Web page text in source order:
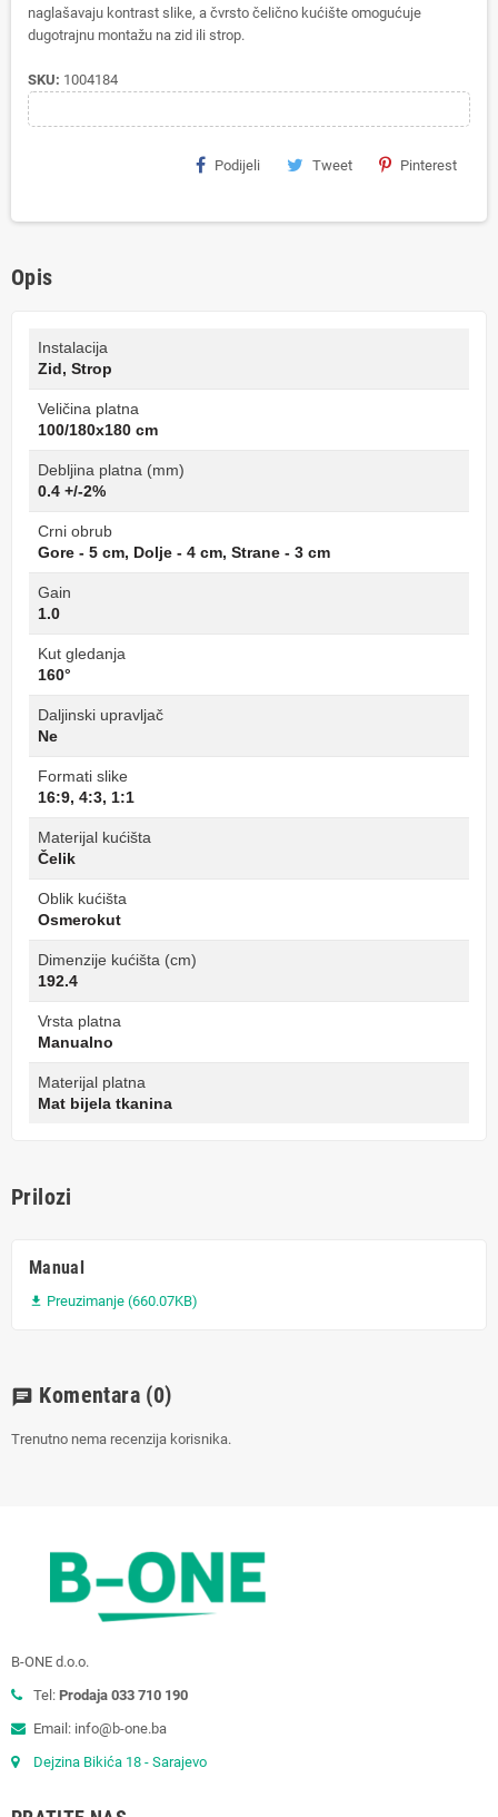
naglašavaju kontrast slike, a čvrsto čelično kućište omogućuje
dugotrajnu montažu na zid ili strop.
SKU: 1004184
Podijeli Tweet Pinterest
Opis
Instalacija
Zid, Strop
Veličina platna
100/180x180 cm
Debljina platna (mm)
0.4 +/-2%
Crni obrub
Gore - 5 cm, Dolje - 4 cm, Strane - 3 cm
Gain
1.0
Kut gledanja
160°
Daljinski upravljač
Ne
Formati slike
16:9, 4:3, 1:1
Materijal kućišta
Čelik
Oblik kućišta
Osmerokut
Dimenzije kućišta (cm)
192.4
Vrsta platna
Manualno
Materijal platna
Mat bijela tkanina
Prilozi
Manual
file_download Preuzimanje (660.07KB)
chat Komentara (0)
Trenutno nema recenzija korisnika.
B-ONE d.o.o.
Tel: Prodaja 033 710 190
Email: info@b-one.ba
Dejzina Bikića 18 - Sarajevo